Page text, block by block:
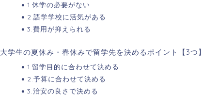
1.休学の必要がない
2.語学学校に活気がある
3.費用が抑えられる
大学生の夏休み・春休みで留学先を決めるポイント【3つ】
1.留学目的に合わせて決める
2.予算に合わせて決める
3.治安の良さで決める